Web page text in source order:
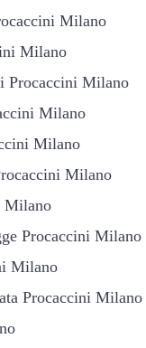
Milano
Milano
Procaccini Milano
Milano
Milano
Milano
Milano
Procaccini Milano
Milano
Procaccini Milano